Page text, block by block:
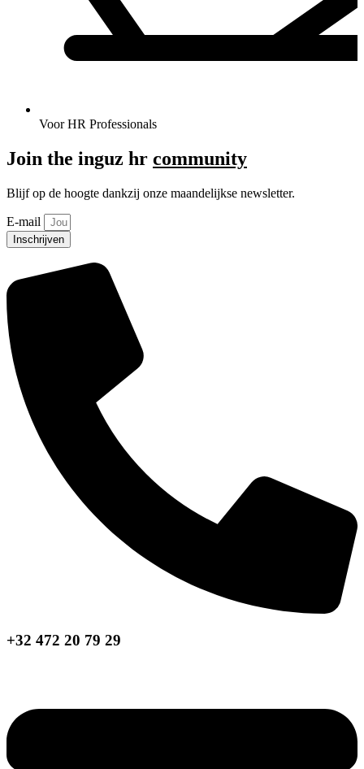
Voor HR Professionals
Join the inguz hr community
Blijf op de hoogte dankzij onze maandelijkse newsletter.
E-mail
Inschrijven
+32 472 20 79 29